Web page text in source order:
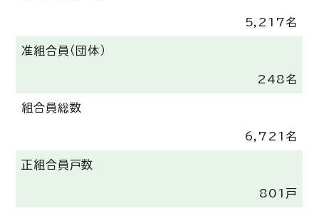
5,217名
准組合員（団体）
248名
組合員総数
6,721名
正組合員戸数
801戸